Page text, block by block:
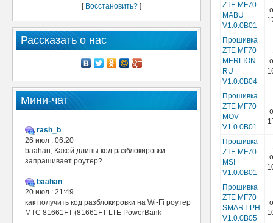
[ Восстановить?]
Рассказать о нас
Мини-чат
rash_b
26 июл : 06:20
baahan, Какой длины код разблокировки
запрашивает роутер?
baahan
20 июл : 21:49
как получить код разблокировки на Wi-Fi роутер
МТС 81661FT (81661FT LTE PowerBank
ZTE MF70
MABU
V1.0.0B01
Прошивка
ZTE MF70
MERLION
RU
V1.0.0B04
Прошивка
ZTE MF70
MOV
V1.0.0B01
Прошивка
ZTE MF70
MSI
V1.0.0B01
Прошивка
ZTE MF70
SMART PH
V1.0.0B05